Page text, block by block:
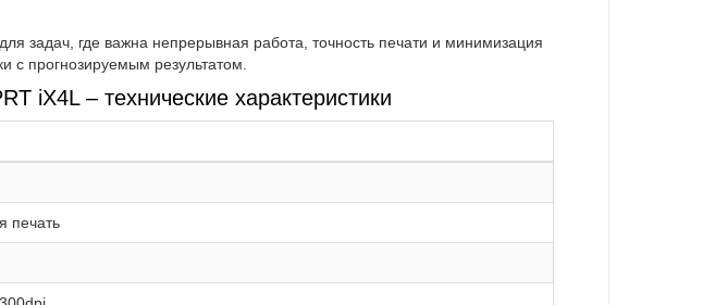
задач, где важна непрерывная работа, точность печати и минимизация
с прогнозируемым результатом.
iX4L – технические характеристики
печать